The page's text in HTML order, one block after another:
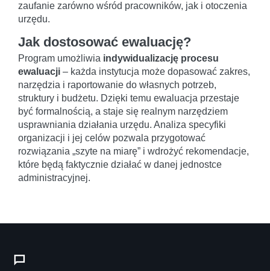
zaufanie zarówno wśród pracowników, jak i otoczenia
urzędu.
Jak dostosować ewaluację?
Program umożliwia indywidualizację procesu
ewaluacji – każda instytucja może dopasować zakres,
narzędzia i raportowanie do własnych potrzeb,
struktury i budżetu. Dzięki temu ewaluacja przestaje
być formalnością, a staje się realnym narzędziem
usprawniania działania urzędu. Analiza specyfiki
organizacji i jej celów pozwala przygotować
rozwiązania „szyte na miarę” i wdrożyć rekomendacje,
które będą faktycznie działać w danej jednostce
administracyjnej.